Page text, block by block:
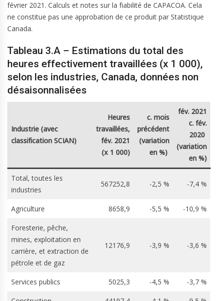
février 2021. Calculs et notes sur la fiabilité de CAPACOA. Cela
ne constitue pas une approbation de ce produit par Statistique
Canada.
Tableau 3.A – Estimations du total des
heures effectivement travaillées (x 1 000),
selon les industries, Canada, données non
désaisonnalisées
Industrie (avec
classification SCIAN)
Heures
travaillées,
fév. 2021
(x 1 000)
c. mois
précédent
(variation
en %)
fév. 2021
c. fév.
2020
(variation
en %)
Total, toutes les
industries
567252,8 -2,5 % -7,4 %
Agriculture 8658,9 -5,5 % -10,9 %
Foresterie, pêche,
mines, exploitation en
carrière, et extraction de
pétrole et de gaz
12176,9 -3,9 % -3,6 %
Services publics 5025,3 -4,5 % -3,7 %